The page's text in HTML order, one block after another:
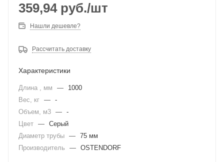
359,94руб./шт
Нашли дешевле?
Рассчитать доставку
Характеристики
Длина , мм —
1000
Вес, кг — -
Объем, м3 — -
Цвет — Серый
Диаметр трубы — 75 мм
Производитель
— OSTENDORF